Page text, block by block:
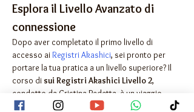
Esplora il Livello Avanzato di
connessione
Dopo aver completato il primo livello di
accesso ai Registri Akashici, sei pronto per
portare la tua pratica a un livello superiore? Il
corso di sui Registri Akashici Livello 2,
condotto da Cristina Pedetta, è un viaggio
avanzato e trasformativo che ti guiderà